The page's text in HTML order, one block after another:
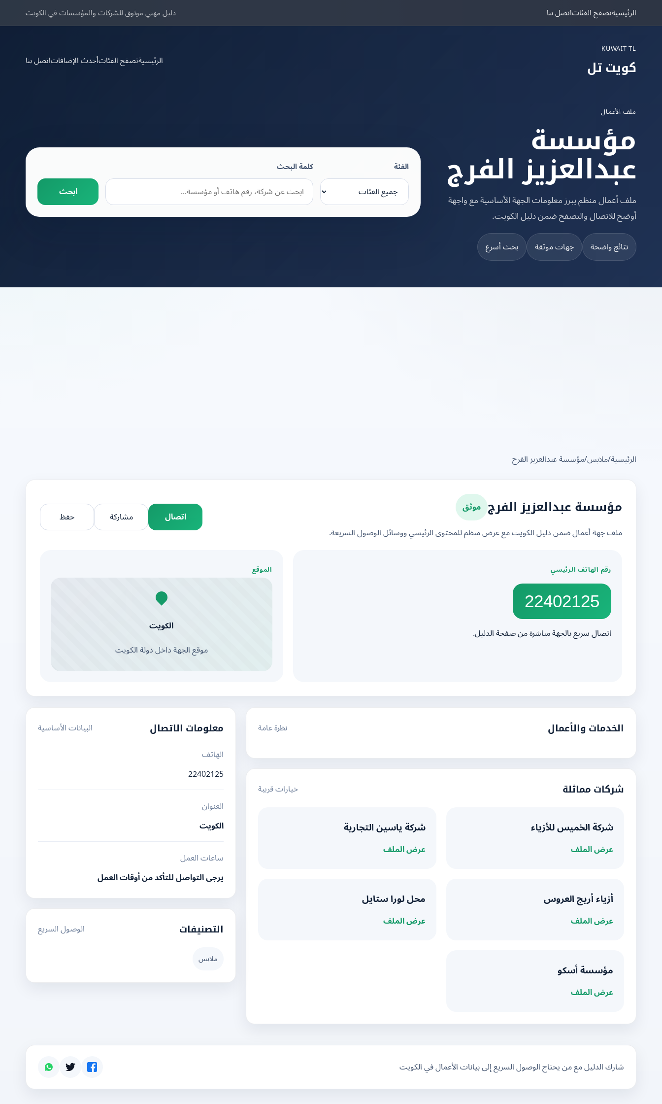
الرئيسيةتصفح الفئاتاتصل بنا دليل مهني موثوق للشركات والمؤسسات في الكويت
KUWAIT TL
كويت تل
الرئيسيةتصفح الفئاتأحدث الإضافاتاتصل بنا
ملف الأعمال
مؤسسة
عبدالعزيز الفرج
ملف أعمال منظم يبرز معلومات الجهة الأساسية مع واجهة
أوضح للاتصال والتصفح ضمن دليل الكويت.
نتائج واضحة جهات موثقة بحث أسرع
الفئة كلمة البحث
ابحث
الرئيسية/ملابس/مؤسسة عبدالعزيز الفرج
مؤسسة عبدالعزيز الفرج موثق
ملف جهة أعمال ضمن دليل الكويت مع عرض منظم للمحتوى الرئيسي ووسائل الوصول السريعة.
اتصال مشاركة حفظ
رقم الهاتف الرئيسي
22402125
اتصال سريع بالجهة مباشرة من صفحة الدليل.
الموقع
الكويت
موقع الجهة داخل دولة الكويت
الخدمات والأعمال نظرة عامة
شركات مماثلة خيارات قريبة
شركة الخميس للأزياء
عرض الملف
شركة ياسين التجارية
عرض الملف
أزياء أريج العروس
عرض الملف
محل لورا ستايل
عرض الملف
مؤسسة أسكو
عرض الملف
معلومات الاتصال
البيانات الأساسية
الهاتف
22402125
العنوان
الكويت
ساعات العمل
يرجى التواصل للتأكد من أوقات العمل
التصنيفات الوصول السريع
ملابس
شارك الدليل مع من يحتاج الوصول السريع إلى بيانات الأعمال في الكويت